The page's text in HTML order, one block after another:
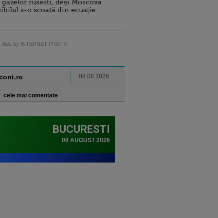
rusești, deși Moscova
s-o scoată din ecuație
Ads by INTERNET PROTV
08.08.2026
cele mai comentate